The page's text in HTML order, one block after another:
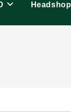
Headshop